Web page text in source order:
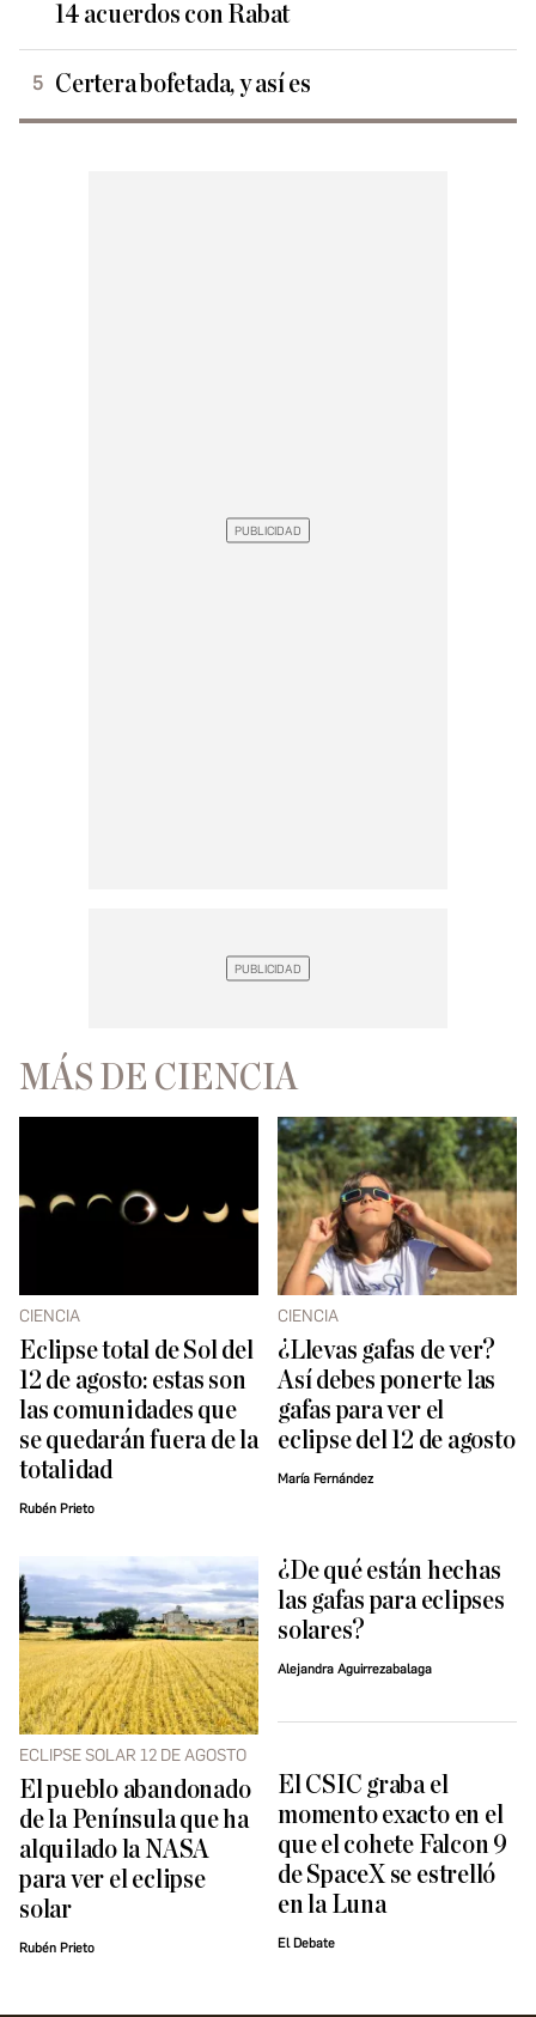
14 acuerdos con Rabat
Certera bofetada, y así es
MÁS DE CIENCIA
CIENCIA
Eclipse total de Sol del
12 de agosto: estas son
las comunidades que
se quedarán fuera de la
totalidad
Rubén Prieto
CIENCIA
¿Llevas gafas de ver?
Así debes ponerte las
gafas para ver el
eclipse del 12 de agosto
María Fernández
ECLIPSE SOLAR 12 DE AGOSTO
El pueblo abandonado
de la Península que ha
alquilado la NASA
para ver el eclipse
solar
Rubén Prieto
¿De qué están hechas
las gafas para eclipses
solares?
Alejandra Aguirrezabalaga
El CSIC graba el
momento exacto en el
que el cohete Falcon 9
de SpaceX se estrelló
en la Luna
El Debate